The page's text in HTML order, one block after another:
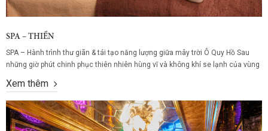
SPA – THIỀN
SPA – Hành trình thư giãn & tái tạo năng lượng giữa mây trời Ô Quy Hồ Sau
những giờ phút chinh phục thiên nhiên hùng vĩ và không khí se lạnh của vùng
sang trọng của Cổng Trời Ô...
Xem thêm